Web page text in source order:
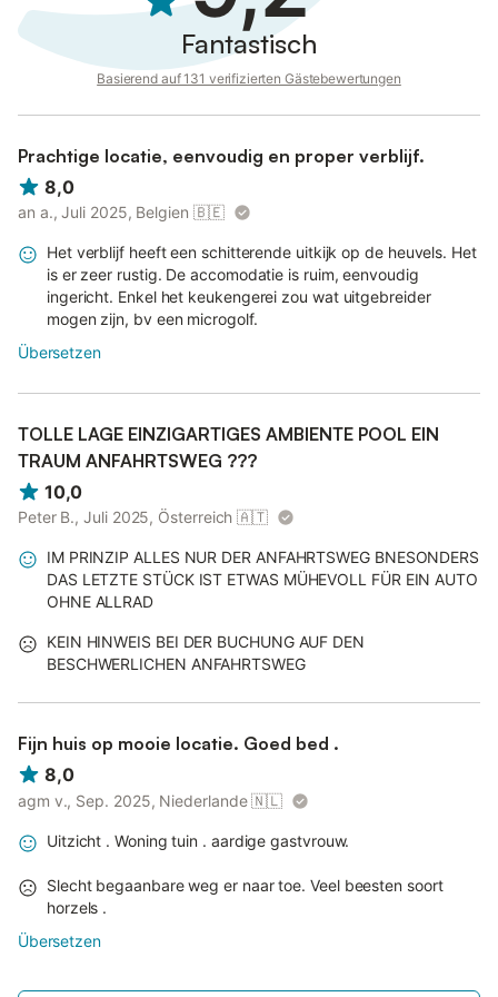
Fantastisch
Basierend auf 131 verifizierten Gästebewertungen
Prachtige locatie, eenvoudig en proper verblijf.
8,0
an a., Juli 2025, Belgien 🇧🇪
Het verblijf heeft een schitterende uitkijk op de heuvels. Het
is er zeer rustig. De accomodatie is ruim, eenvoudig
ingericht. Enkel het keukengerei zou wat uitgebreider
mogen zijn, bv een microgolf.
Übersetzen
TOLLE LAGE EINZIGARTIGES AMBIENTE POOL EIN
TRAUM ANFAHRTSWEG ???
10,0
Peter B., Juli 2025, Österreich 🇦🇹
IM PRINZIP ALLES NUR DER ANFAHRTSWEG BNESONDERS
DAS LETZTE STÜCK IST ETWAS MÜHEVOLL FÜR EIN AUTO
OHNE ALLRAD
KEIN HINWEIS BEI DER BUCHUNG AUF DEN
BESCHWERLICHEN ANFAHRTSWEG
Fijn huis op mooie locatie. Goed bed .
8,0
agm v., Sep. 2025, Niederlande 🇳🇱
Uitzicht . Woning tuin . aardige gastvrouw.
Slecht begaanbare weg er naar toe. Veel beesten soort
horzels .
Übersetzen